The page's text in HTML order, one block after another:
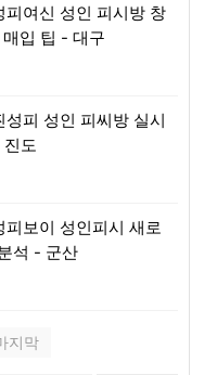
여신 성인 피시방 창
입 팁 - 대구
피 성인 피씨방 실시
도
보이 성인피시 새로
석 - 군산
지막